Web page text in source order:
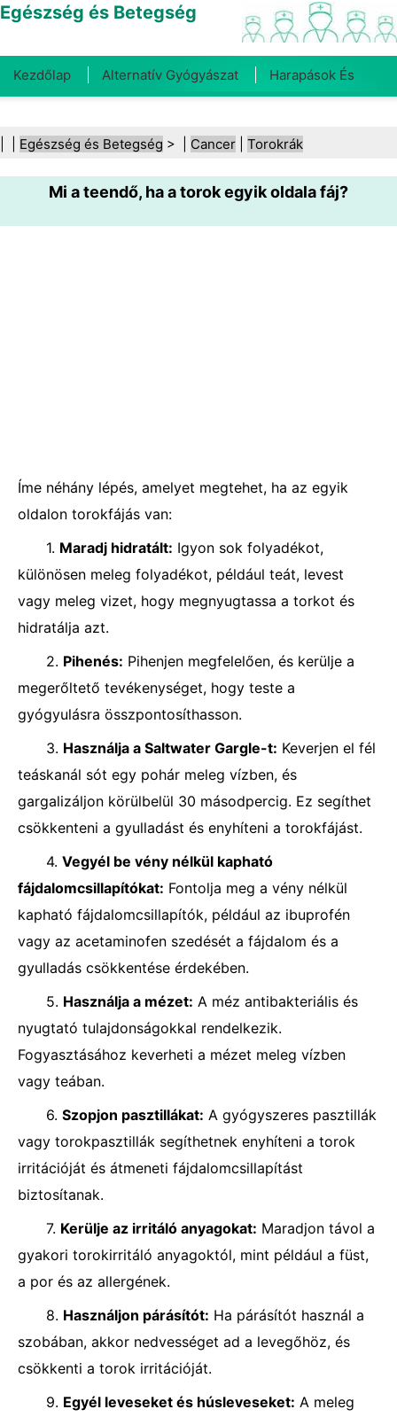
Egészség és Betegség
Kezdőlap Alternatív Gyógyászat Harapások És
Fogegészség Diéta És Táplálkozás Családi
Egészség Egészségügyi Ágazat Mentális Egészség
Közegészségügy És Biztonság Sebészet És
Egészség és Betegség > | Cancer Torokrák
Mi a teendő, ha a torok egyik oldala fáj?
Íme néhány lépés, amelyet megtehet, ha az egyik
oldalon torokfájás van:
1. Maradj hidratált: Igyon sok folyadékot,
különösen meleg folyadékot, például teát, levest
vagy meleg vizet, hogy megnyugtassa a torkot és
hidratálja azt.
2. Pihenés: Pihenjen megfelelően, és kerülje a
megerőltető tevékenységet, hogy teste a
gyógyulásra összpontosíthasson.
3. Használja a Saltwater Gargle-t: Keverjen el fél
teáskanál sót egy pohár meleg vízben, és
gargalizáljon körülbelül 30 másodpercig. Ez segíthet
csökkenteni a gyulladást és enyhíteni a torokfájást.
4. Vegyél be vény nélkül kapható
fájdalomcsillapítókat: Fontolja meg a vény nélkül
kapható fájdalomcsillapítók, például az ibuprofén
vagy az acetaminofen szedését a fájdalom és a
gyulladás csökkentése érdekében.
5. Használja a mézet: A méz antibakteriális és
nyugtató tulajdonságokkal rendelkezik.
Fogyasztásához keverheti a mézet meleg vízben
vagy teában.
6. Szopjon pasztillákat: A gyógyszeres pasztillák
vagy torokpasztillák segíthetnek enyhíteni a torok
irritációját és átmeneti fájdalomcsillapítást
biztosítanak.
7. Kerülje az irritáló anyagokat: Maradjon távol a
gyakori torokirritáló anyagoktól, mint például a füst,
a por és az allergének.
8. Használjon párásítót: Ha párásítót használ a
szobában, akkor nedvességet ad a levegőhöz, és
csökkenti a torok irritációját.
9. Egyél leveseket és húsleveseket: A meleg